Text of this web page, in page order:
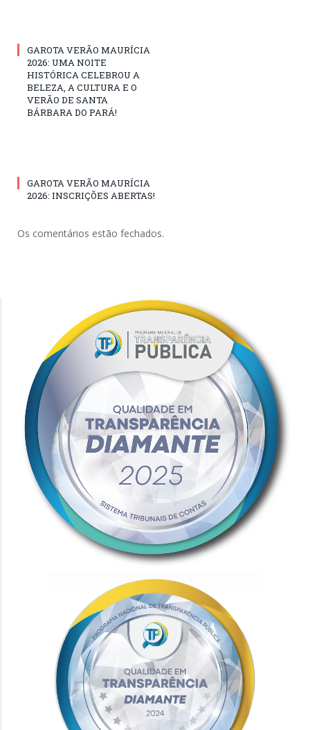
GAROTA VERÃO MAURÍCIA
2026: UMA NOITE
HISTÓRICA CELEBROU A
BELEZA, A CULTURA E O
VERÃO DE SANTA
BÁRBARA DO PARÁ!
GAROTA VERÃO MAURÍCIA
2026: INSCRIÇÕES ABERTAS!
Os comentários estão fechados.